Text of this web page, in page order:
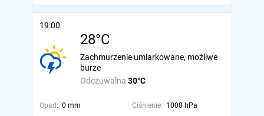
19:00
28°C
Odczuwalna 30°C
Zachmurzenie umiarkowane, możliwe
burze
Opad: 0 mm Ciśnienie: 1008 hPa